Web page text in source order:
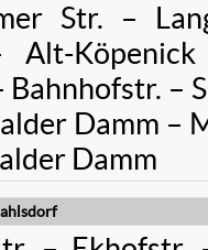
Str. –
Alt-
Bahnhofstr. –
Damm –
Damm